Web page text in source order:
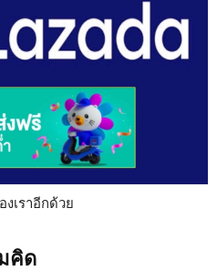
เราอีกด้วย
คิด